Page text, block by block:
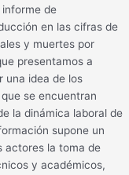
de
en las cifras de
y muertes por
presentamos a
una idea de los
se encuentran
la dinámica laboral de
supone un
actores la toma de
y académicos,